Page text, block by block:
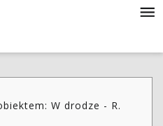
W drodze - R.